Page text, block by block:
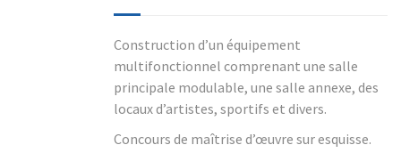
Construction d’un équipement
multifonctionnel comprenant une salle
principale modulable, une salle annexe, des
locaux d’artistes, sportifs et divers.
Concours de maîtrise d’œuvre sur esquisse.